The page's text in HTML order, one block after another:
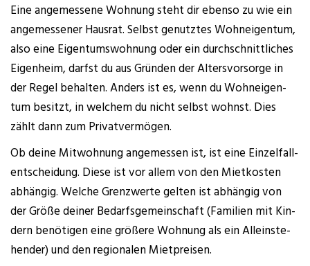
Eine ange­mes­se­ne Woh­nung steht dir eben­so zu wie ein
ange­mes­se­ner Haus­rat. Selbst genutz­tes Wohn­ei­gen­tum,
also eine Eigen­tums­woh­nung oder ein durch­schnitt­li­ches
Eigen­heim, darfst du aus Grün­den der Alters­vor­sor­ge in
der Regel behal­ten. Anders ist es, wenn du Wohn­ei­gen­
tum besitzt, in wel­chem du nicht selbst wohnst. Dies
zählt dann zum Privatvermögen.
Ob dei­ne Mit­woh­nung ange­mes­sen ist, ist eine Ein­zel­fall­
ent­schei­dung. Die­se ist vor allem von den Miet­kos­ten
abhän­gig. Wel­che Grenz­wer­te gel­ten ist abhän­gig von
der Grö­ße dei­ner Bedarfs­ge­mein­schaft (Fami­li­en mit Kin­
dern benö­ti­gen eine grö­ße­re Woh­nung als ein Allein­ste­
hen­der) und den regio­na­len Mietpreisen.